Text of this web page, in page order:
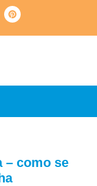
– como se